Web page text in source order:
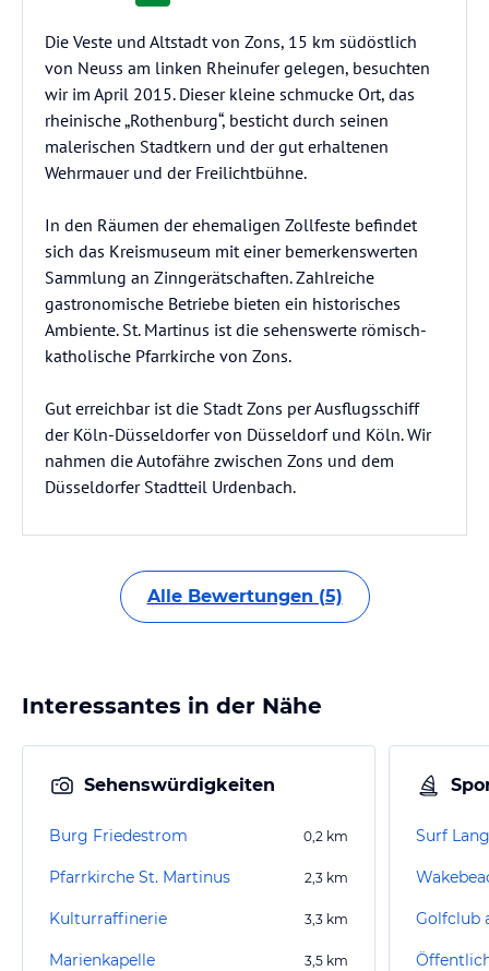
Die Veste und Altstadt von Zons, 15 km südöstlich
von Neuss am linken Rheinufer gelegen, besuchten
wir im April 2015. Dieser kleine schmucke Ort, das
rheinische „Rothenburg“, besticht durch seinen
malerischen Stadtkern und der gut erhaltenen
Wehrmauer und der Freilichtbühne.
In den Räumen der ehemaligen Zollfeste befindet
sich das Kreismuseum mit einer bemerkenswerten
Sammlung an Zinngerätschaften. Zahlreiche
gastronomische Betriebe bieten ein historisches
Ambiente. St. Martinus ist die sehenswerte römisch-
katholische Pfarrkirche von Zons.
Gut erreichbar ist die Stadt Zons per Ausflugsschiff
der Köln-Düsseldorfer von Düsseldorf und Köln. Wir
nahmen die Autofähre zwischen Zons und dem
Düsseldorfer Stadtteil Urdenbach.
Alle Bewertungen (5)
Interessantes in der Nähe
Sehenswürdigkeiten
Burg Friedestrom 0,2 km
Pfarrkirche St. Martinus 2,3 km
Kulturraffinerie 3,3 km
Marienkapelle 3,5 km
Surf
Golfclub